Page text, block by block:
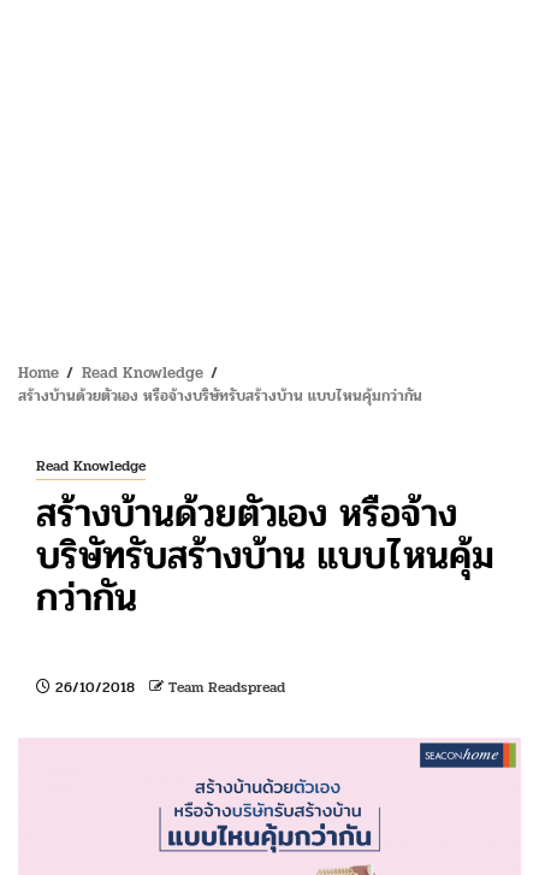
Home
Read Knowledge
สร้างบ้านด้วยตัวเอง หรือจ้างบริษัทรับสร้างบ้าน แบบไหนคุ้มกว่ากัน
Read Knowledge
สร้างบ้านด้วยตัวเอง หรือจ้าง
บริษัทรับสร้างบ้าน แบบไหนคุ้ม
กว่ากัน
26/10/2018 Team Readspread